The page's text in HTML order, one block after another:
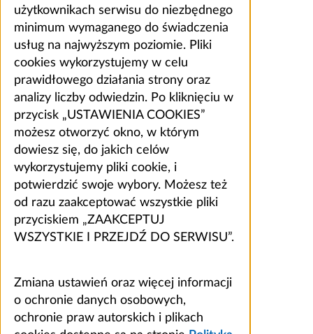
użytkownikach serwisu do niezbędnego
minimum wymaganego do świadczenia
usług na najwyższym poziomie. Pliki
cookies wykorzystujemy w celu
prawidłowego działania strony oraz
analizy liczby odwiedzin. Po kliknięciu w
przycisk „USTAWIENIA COOKIES”
możesz otworzyć okno, w którym
dowiesz się, do jakich celów
wykorzystujemy pliki cookie, i
potwierdzić swoje wybory. Możesz też
od razu zaakceptować wszystkie pliki
przyciskiem „ZAAKCEPTUJ
WSZYSTKIE I PRZEJDŹ DO SERWISU”.
Zmiana ustawień oraz więcej informacji
o ochronie danych osobowych,
ochronie praw autorskich i plikach